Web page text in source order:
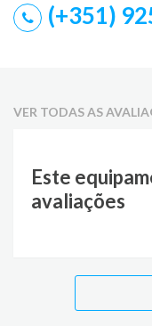
(+351)
VER TODAS AS
Este
avaliações